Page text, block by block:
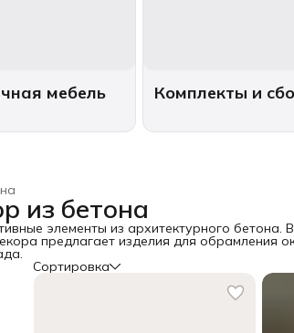
мебель Комплекты и
из бетона
элементы из архитектурного бетона.
предлагает изделия для обрамления
Сортировка